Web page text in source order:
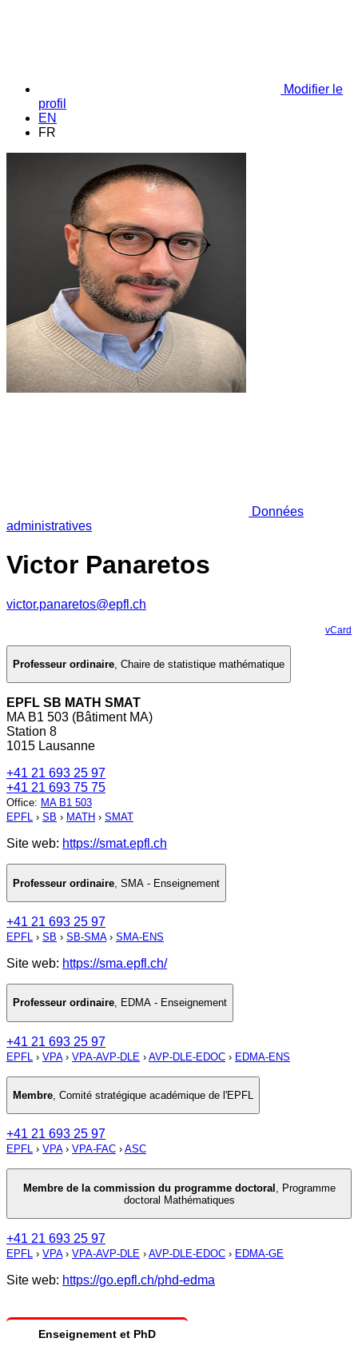
Modifier le
profil
EN
FR
Données
administratives
Victor Panaretos
victor.panaretos@epfl.ch
vCard
Professeur ordinaire, Chaire de statistique mathématique
EPFL SB MATH SMAT
MA B1 503 (Bâtiment MA)
Station 8
1015 Lausanne
+41 21 693 25 97
+41 21 693 75 75
Office: MA B1 503
EPFL › SB › MATH › SMAT
Site web: https://smat.epfl.ch
Professeur ordinaire SMA - Enseignement
+41 21 693 25 97
EPFL › SB › SB-SMA› SMA-ENS
Site web: https://sma.epfl.ch/
Professeur ordinaire, EDMA - Enseignement
+41 21 693 25 97
EPFL › VPA› VPA-AVP-DLE › AVP-DLE-EDOC › EDMA-ENS
Membre, Comité stratégique académique de l'EPFL
+41 21 693 25 97
EPFL › VPA› VPA-FAC › ASC
Membre de la commission du programme doctoral
Programme
doctoral Mathématiques
+41 21 693 25 97
EPFL › VPA› VPA-AVP-DLE › AVP-DLE-EDOC › EDMA-GE
Site web: https://go.epfl.ch/phd-edma
Enseignement et PhD